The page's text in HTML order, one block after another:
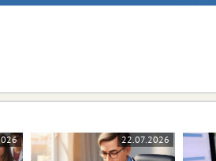
22.07.2026